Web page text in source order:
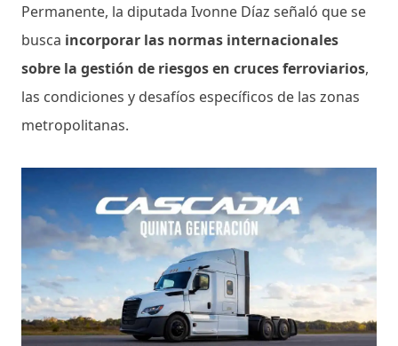
Permanente, la diputada Ivonne Díaz señaló que se
busca incorporar las normas internacionales
sobre la gestión de riesgos en cruces ferroviarios,
las condiciones y desafíos específicos de las zonas
metropolitanas.